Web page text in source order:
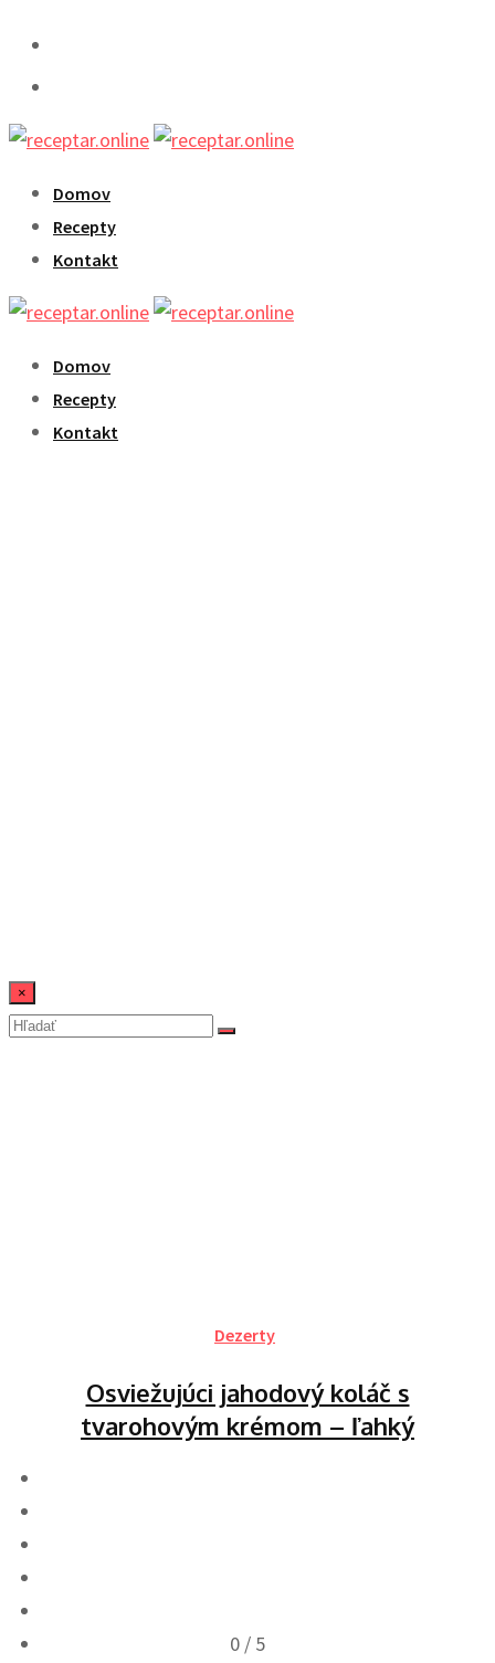
Domov
Recepty
Kontakt
Domov
Recepty
Kontakt
×
Dezerty
Osviežujúci jahodový koláč s
tvarohovým krémom – ľahký
0 / 5